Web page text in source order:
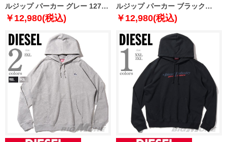
ルジップ パーカー グレー 1278-
4353-1 3L 4L 5L 6L
￥12,980(税込)
ルジップ パーカー ブラック
1278-4353-2 3L 4L 5L 6L
￥12,980(税込)